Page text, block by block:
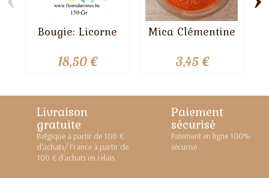
Bougie: Licorne
18,50 €
Mica Clémentine
3,45 €
Livraison
gratuite
Belgique à partir de 100 €
d'achats/ France à partir de
100 € d'achats en relais
Paiement
sécurisé
Paiement en ligne 100%
sécurisé